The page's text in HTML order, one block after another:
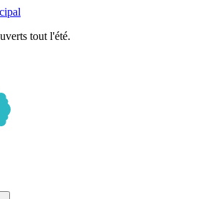
tout l'été.